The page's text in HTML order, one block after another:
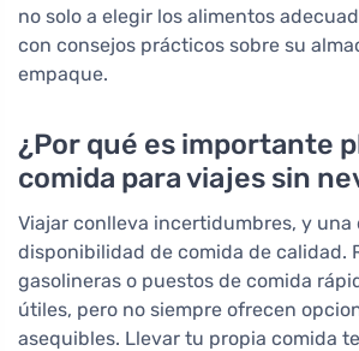
no solo a elegir los alimentos
con consejos prácticos sobre su
empaque.
¿Por qué es importante
comida para viajes sin
Viajar conlleva incertidumbres, y una
disponibilidad de comida de calidad.
gasolineras o puestos de comida
útiles, pero no siempre ofrecen
asequibles. Llevar tu propia comida